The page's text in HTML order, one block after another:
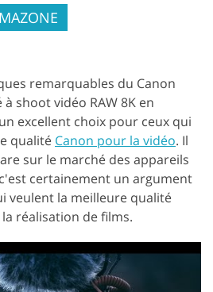
remarquables du Canon
à shoot vidéo RAW 8K en
excellent choix pour ceux qui
qualité Canon pour la vidéo. Il
sur le marché des appareils
certainement un argument
veulent la meilleure qualité
réalisation de films.